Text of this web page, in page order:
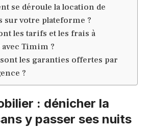
se déroule la location de
sur votre plateforme ?
les tarifs et les frais à
Timim ?
les garanties offertes par
?
: dénicher la
y passer ses nuits